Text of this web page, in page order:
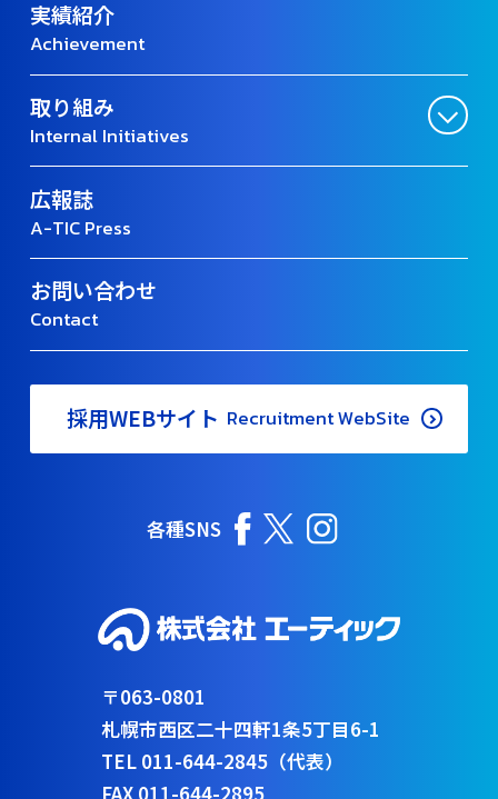
実績紹介
Achievement
取り組み
Internal Initiatives
広報誌
A-TIC Press
お問い合わせ
Contact
採用WEBサイト Recruitment WebSite
各種SNS
〒063-0801
札幌市西区二十四軒1条5丁目6-1
TEL 011-644-2845（代表）
FAX 011-644-2895